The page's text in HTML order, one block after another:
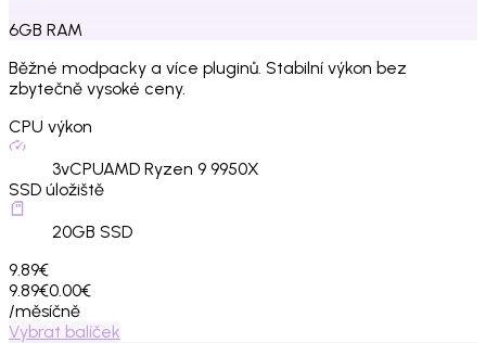
6GB RAM
Běžné modpacky a více pluginů. Stabilní výkon bez
zbytečně vysoké ceny.
CPU výkon
3vCPUAMD Ryzen 9 9950X
SSD úložiště
20GB SSD
9.89€
9.89€0.00€
/měsíčně
Vybrat balíček